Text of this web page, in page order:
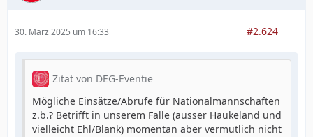
30. März 2025 um 16:33 #2.624
Zitat von DEG-Eventie
Mögliche Einsätze/Abrufe für Nationalmannschaften
z.b.? Betrifft in unserem Falle (ausser Haukeland und
vielleicht Ehl/Blank) momentan aber vermutlich nicht